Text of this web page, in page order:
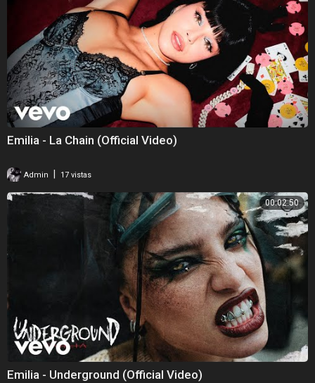
Emilia - La Chain (Official Video)
Admin 17 vistas
00:02:50
Emilia - Underground (Official Video)